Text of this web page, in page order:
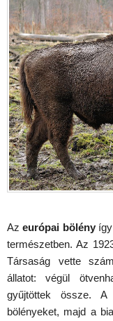
Az európai bölényígy
természetben. Az
Társaság vette
állatot: végül
gyűjtöttek össze.
bölényeket, majd a